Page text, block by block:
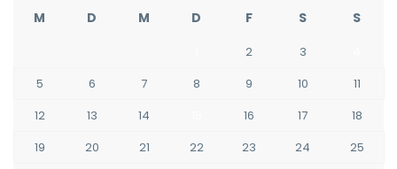
M D M D F S S
2 3
5
6 7 8 9 10
11
12
13 14 16 17
18
19
20 21 22 23 24
25